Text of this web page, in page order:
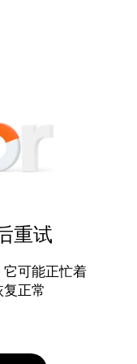
重试
可能正忙着
正常